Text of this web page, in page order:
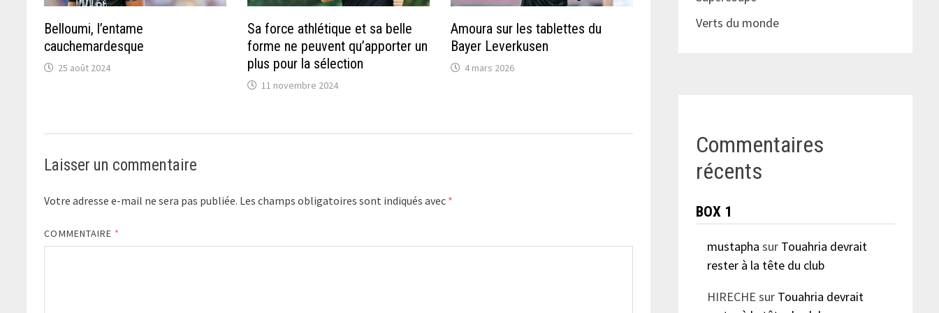
Belloumi, l’entame
cauchemardesque
25 août 2024
Sa force athlétique et sa belle
forme ne peuvent qu’apporter un
plus pour la sélection
11 novembre 2024
Amoura sur les tablettes du
Bayer Leverkusen
4 mars 2026
Laisser un commentaire
Votre adresse e-mail ne sera pas publiée. Les champs obligatoires sont indiqués avec *
COMMENTAIRE *
Verts du monde
Commentaires
récents
BOX 1
mustapha sur Touahria devrait
rester à la tête du club
HIRECHE sur Touahria devrait